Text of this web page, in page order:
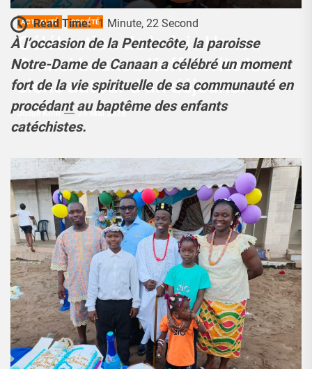
ACTUALITÉ SOCIÉTÉ
Célébration de la foi : Hance
Prunel Loukou Koffi invite les
siens autour d’un déjeuner
Josué Koffi 28 Mai 2026
Read Time: 1 Minute, 22 Second
À l’occasion de la Pentecôte, la paroisse
Notre-Dame de Canaan a célébré un moment
fort de la vie spirituelle de sa communauté en
procédant au baptême des enfants
catéchistes.